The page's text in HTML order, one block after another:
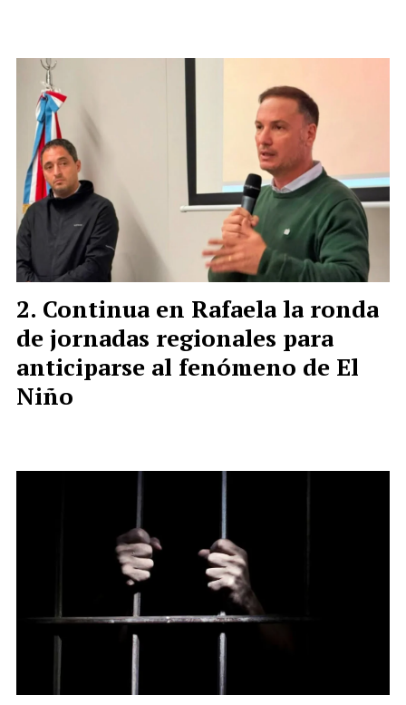
Continua en Rafaela la ronda
de jornadas regionales para
anticiparse al fenómeno de El
Niño